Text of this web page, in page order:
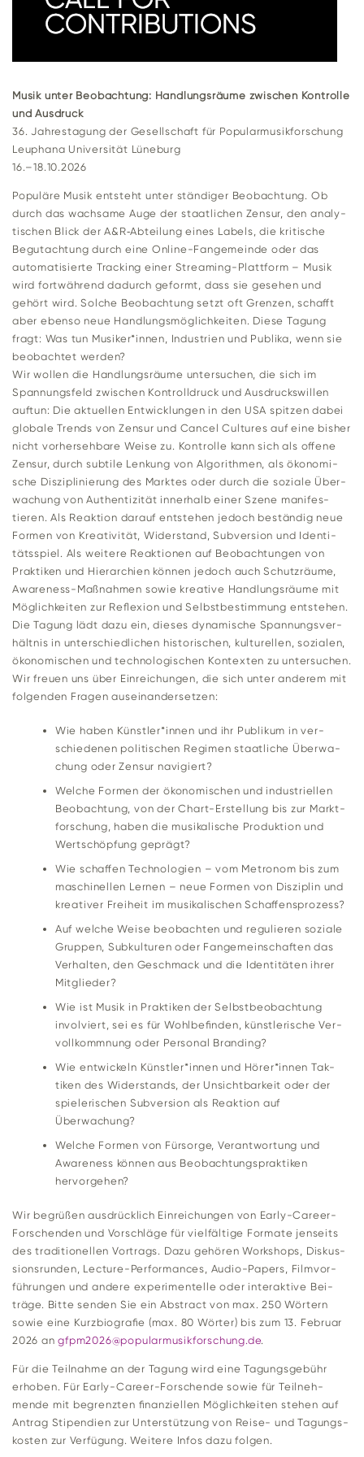
Musik unter Beob­ach­tung: Hand­lungs­räume zwi­schen Kon­trolle
und Aus­druck
36. Jah­res­ta­gung der Gesell­schaft für Popular­musik­forschung
Leu­phana Uni­ver­sität Lüne­burg
16.–18.10.2026
Popu­läre Musik ent­steht unter stän­diger Beob­ach­tung. Ob
durch das wach­same Auge der staat­li­chen Zensur, den ana­ly­
ti­schen Blick der A&R‑Abteilung eines Labels, die kri­ti­sche
Begut­ach­tung durch eine Online-Fan­ge­meinde oder das
auto­ma­ti­sierte Tracking einer Strea­ming-Platt­form – Musik
wird fort­wäh­rend dadurch geformt, dass sie gesehen und
gehört wird. Solche Beob­ach­tung setzt oft Grenzen, schafft
aber ebenso neue Hand­lungs­mög­lich­keiten. Diese Tagung
fragt: Was tun Musiker*innen, Indus­trien und Publika, wenn sie
beob­achtet werden?
Wir wollen die Hand­lungs­räume unter­su­chen, die sich im
Span­nungs­feld zwi­schen Kon­troll­druck und Aus­drucks­willen
auftun: Die aktu­ellen Ent­wick­lungen in den USA spitzen dabei
glo­bale Trends von Zensur und Cancel Cul­tures auf eine bisher
nicht vor­her­seh­bare Weise zu. Kon­trolle kann sich als offene
Zensur, durch sub­tile Len­kung von Algo­rithmen, als öko­no­mi­
sche Dis­zi­pli­nie­rung des Marktes oder durch die soziale Über­
wa­chung von Authen­ti­zität inner­halb einer Szene mani­fes­
tieren. Als Reak­tion darauf ent­stehen jedoch beständig neue
Formen von Krea­ti­vität, Wider­stand, Sub­ver­sion und Iden­ti­
täts­spiel. Als wei­tere Reak­tionen auf Beob­ach­tungen von
Prak­tiken und Hier­ar­chien können jedoch auch Schutz­räume,
Awa­re­ness-Maß­nahmen sowie krea­tive Hand­lungs­räume mit
Mög­lich­keiten zur Refle­xion und Selbst­be­stim­mung ent­stehen.
Die Tagung lädt dazu ein, dieses dyna­mi­sche Span­nungs­ver­
hältnis in unter­schied­li­chen his­to­ri­schen, kul­tu­rellen, sozialen,
öko­no­mi­schen und tech­no­lo­gi­schen Kon­texten zu unter­su­chen.
Wir freuen uns über Ein­rei­chungen, die sich unter anderem mit
fol­genden Fragen auseinandersetzen:
Wie haben Künstler*innen und ihr Publikum in ver­
schie­denen poli­ti­schen Regimen staat­liche Über­wa­
chung oder Zensur navigiert?
Welche Formen der öko­no­mi­schen und indus­tri­ellen
Beob­ach­tung, von der Chart-Erstel­lung bis zur Markt­
for­schung, haben die musi­ka­li­sche Pro­duk­tion und
Wert­schöp­fung geprägt?
Wie schaffen Tech­no­lo­gien – vom Metronom bis zum
maschi­nellen Lernen – neue Formen von Dis­zi­plin und
krea­tiver Frei­heit im musi­ka­li­schen Schaffensprozess?
Auf welche Weise beob­achten und regu­lieren soziale
Gruppen, Sub­kul­turen oder Fan­ge­mein­schaften das
Ver­halten, den Geschmack und die Iden­ti­täten ihrer
Mitglieder?
Wie ist Musik in Prak­tiken der Selbst­be­ob­ach­tung
invol­viert, sei es für Wohl­be­finden, künst­le­ri­sche Ver­
voll­komm­nung oder Per­sonal Branding?
Wie ent­wi­ckeln Künstler*innen und Hörer*innen Tak­
tiken des Wider­stands, der Unsicht­bar­keit oder der
spie­le­ri­schen Sub­ver­sion als Reak­tion auf
Überwachung?
Welche Formen von Für­sorge, Ver­ant­wor­tung und
Awa­re­ness können aus Beob­ach­tungs­prak­tiken
hervorgehen?
Wir begrüßen aus­drück­lich Ein­rei­chungen von Early-Career-
For­schenden und Vor­schläge für viel­fäl­tige For­mate jen­seits
des tra­di­tio­nellen Vor­trags. Dazu gehören Work­shops, Dis­kus­
si­ons­runden, Lec­ture-Per­for­mances, Audio-Papers, Film­vor­
füh­rungen und andere expe­ri­men­telle oder inter­ak­tive Bei­
träge. Bitte senden Sie ein Abs­tract von max. 250 Wör­tern
sowie eine Kurz­bio­grafie (max. 80 Wörter) bis zum 13. Februar
2026 angfpm2026@popularmusikforschung.de.
Für die Teil­nahme an der Tagung wird eine Tagungs­ge­bühr
erhoben. Für Early-Career-For­schende sowie für Teil­neh­
mende mit begrenzten finan­zi­ellen Mög­lich­keiten stehen auf
Antrag Sti­pen­dien zur Unter­stüt­zung von Reise- und Tagungs­
kosten zur Ver­fü­gung. Wei­tere Infos dazu folgen.